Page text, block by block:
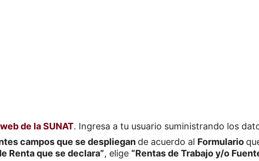
de la SUNAT. Ingresa a tu usuario suministrando los
campos que se despliegan de acuerdo al Formulario
Renta que se declara”, elige “Rentas de Trabajo y/o